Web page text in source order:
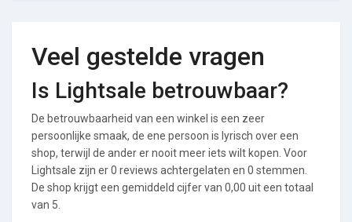
Veel gestelde vragen
Is Lightsale betrouwbaar?
De betrouwbaarheid van een winkel is een zeer
persoonlijke smaak, de ene persoon is lyrisch over een
shop, terwijl de ander er nooit meer iets wilt kopen. Voor
Lightsale zijn er 0 reviews achtergelaten en 0 stemmen.
De shop krijgt een gemiddeld cijfer van 0,00 uit een totaal
van 5.